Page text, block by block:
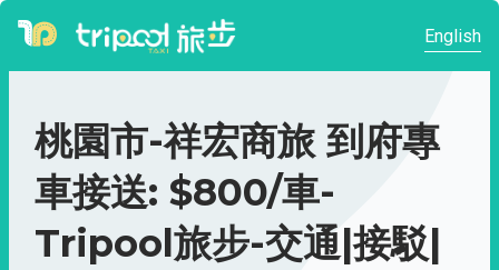
English
桃園市-祥宏商旅 到府專
車接送: $800/車-
Tripool旅步-交通|接駁|